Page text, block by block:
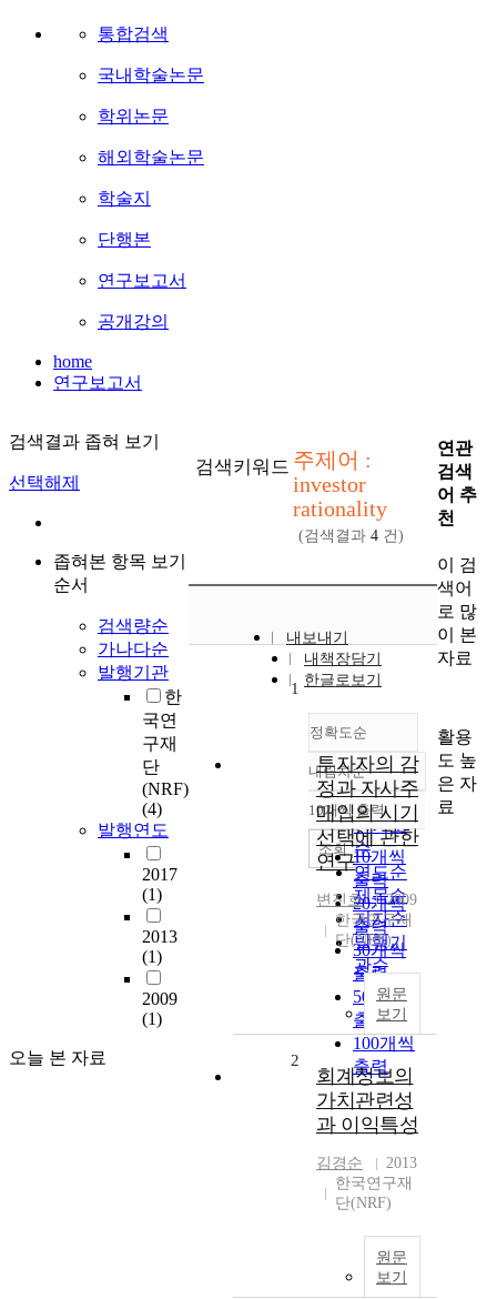
통합검색
국내학술논문
학위논문
해외학술논문
학술지
단행본
연구보고서
공개강의
home
연구보고서
검색결과 좁혀 보기
선택해제
좁혀본 항목 보기
순서
검색량순
가나다순
발행기관
한
국연
구재
단
(NRF)
(4)
발행연도
2017
(1)
2013
(1)
2009
(1)
오늘 본 자료
검색키워드 주제어 :
investor
rationality
(검색결과 4 건)
내보내기
내책장담기
한글로보기
정확도순
정확도
순
인기도
순
연도순
제목순
저자순
발행기
관순
내림차순
내림차순
10개씩 출력
10개씩
출력
20개씩
출력
30개씩
출력
50개씩
출력
100개씩
출력
조회
1
투자자의 감
정과 자사주
매입의 시기
선택에 관한
연구
변진호
2009
한국연구재
단(NRF)
원문
보기
2
회계정보의
가치관련성
과 이익특성
김경순
2013
한국연구재
단(NRF)
원문
보기
연관
검색
어 추
천
이 검
색어
로 많
이 본
자료
활용
도 높
은 자
료